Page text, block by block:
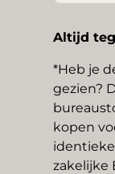
Altijd
*Heb je
gezien?
kopen
zakelijke